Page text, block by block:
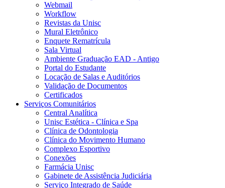
Webmail
Workflow
Revistas da Unisc
Mural Eletrônico
Enquete Rematrícula
Sala Virtual
Ambiente Graduação EAD - Antigo
Portal do Estudante
Locação de Salas e Auditórios
Validação de Documentos
Certificados
Serviços Comunitários
Central Analítica
Unisc Estética - Clínica e Spa
Clínica de Odontologia
Clínica do Movimento Humano
Complexo Esportivo
Conexões
Farmácia Unisc
Gabinete de Assistência Judiciária
Serviço Integrado de Saúde